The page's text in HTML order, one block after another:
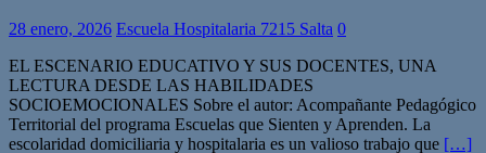
28 enero, 2026 Escuela Hospitalaria 7215 Salta 0
EL ESCENARIO EDUCATIVO Y SUS DOCENTES, UNA
LECTURA DESDE LAS HABILIDADES
SOCIOEMOCIONALES Sobre el autor: Acompañante Pedagógico
Territorial del programa Escuelas que Sienten y Aprenden. La
escolaridad domiciliaria y hospitalaria es un valioso trabajo que […]